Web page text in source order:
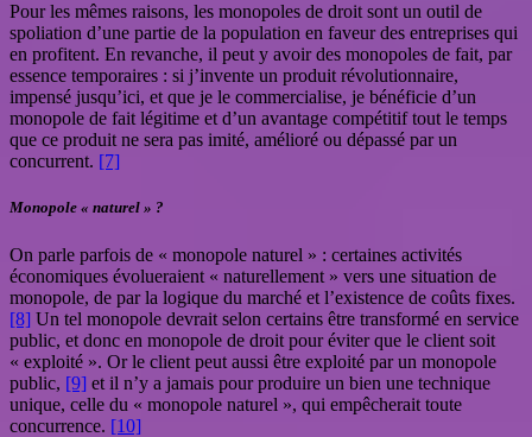
Pour les mêmes raisons, les monopoles de droit sont un outil de
spoliation d’une partie de la population en faveur des entreprises qui
en profitent. En revanche, il peut y avoir des monopoles de fait, par
essence temporaires : si j’invente un produit révolutionnaire,
impensé jusqu’ici, et que je le commercialise, je bénéficie d’un
monopole de fait légitime et d’un avantage compétitif tout le temps
que ce produit ne sera pas imité, amélioré ou dépassé par un
concurrent. [7]
Monopole « naturel » ?
On parle parfois de « monopole naturel » : certaines activités
économiques évolueraient « naturellement » vers une situation de
monopole, de par la logique du marché et l’existence de coûts fixes.
[8] Un tel monopole devrait selon certains être transformé en service
public, et donc en monopole de droit pour éviter que le client soit
« exploité ». Or le client peut aussi être exploité par un monopole
public, [9] et il n’y a jamais pour produire un bien une technique
unique, celle du « monopole naturel », qui empêcherait toute
concurrence. [10]